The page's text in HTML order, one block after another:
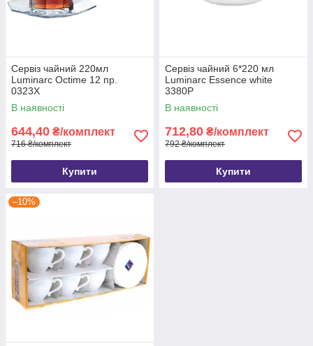
Сервіз чайний 220мл
Luminarc Octime 12 пр.
0323Х
В наявності
644,40 ₴/комплект
716 ₴/комплект
Купити
Сервіз чайний 6*220 мл
Luminarc Essence white
3380Р
В наявності
712,80 ₴/комплект
792 ₴/комплект
Купити
–10%